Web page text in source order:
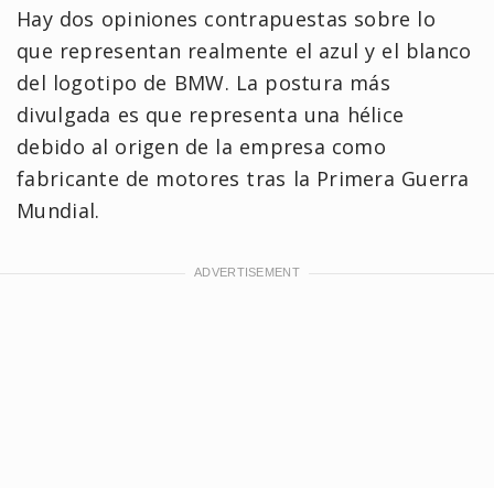
Hay dos opiniones contrapuestas sobre lo
que representan realmente el azul y el blanco
del logotipo de BMW. La postura más
divulgada es que representa una hélice
debido al origen de la empresa como
fabricante de motores tras la Primera Guerra
Mundial.